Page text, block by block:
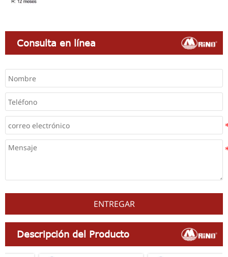
Consulta en línea
ENTREGAR
Descripción del Producto